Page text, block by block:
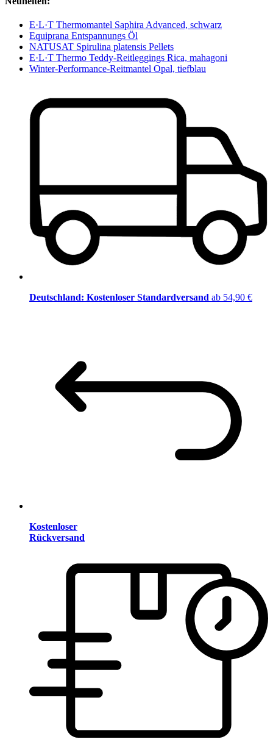
E·L·T Thermomantel Saphira Advanced, schwarz
Equiprana Entspannungs Öl
NATUSAT Spirulina platensis Pellets
E·L·T Thermo Teddy-Reitleggings Rica, mahagoni
Winter-Performance-Reitmantel Opal, tiefblau
Deutschland: Kostenloser Standardversand ab 54,90 €
Kostenloser
Rückversand